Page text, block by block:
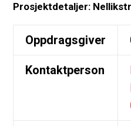
Prosjektdetaljer:
Oppdragsgiver
Kontaktperson